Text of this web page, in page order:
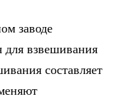
заводе
для взвешивания
составляет